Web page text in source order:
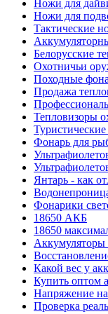
Ножи для
Ножи для
Тактические
Белорусские
Охотничьи
Походные
Продажа
Тепловизоры
Фонарь для
Янтарь - как
Фонарики
18650 АКБ
18650
Аккумуляторы
Какой вес у
Купить оптом
Напряжение
Проверка